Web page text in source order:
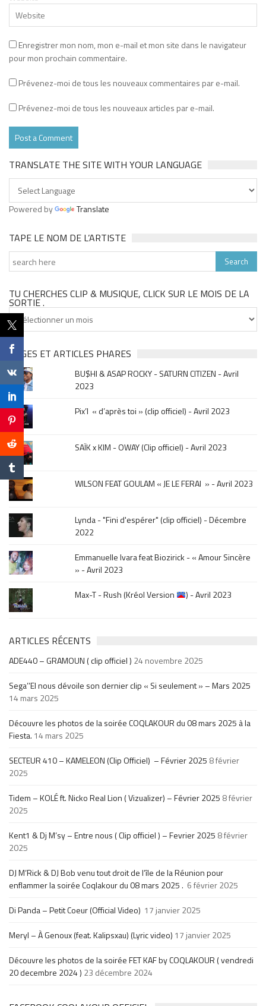
Enregistrer mon nom, mon e-mail et mon site dans le navigateur
pour mon prochain commentaire.
Prévenez-moi de tous les nouveaux commentaires par e-mail.
Prévenez-moi de tous les nouveaux articles par e-mail.
TRANSLATE THE SITE WITH YOUR LANGUAGE
Powered by Translate
TAPE LE NOM DE L’ARTISTE
TU CHERCHES CLIP & MUSIQUE, CLICK SUR LE MOIS DE LA
SORTIE .
Tu
cherches
clip
&
musique,
click
sur
le
mois
de
la
sortie
.
PAGES ET ARTICLES PHARES
BU$HI & ASAP ROCKY - SATURN CITIZEN - Avril
2023
Pix’l « d’après toi » (clip officiel) - Avril 2023
SAÏK x KIM - OWAY (Clip officiel) - Avril 2023
WILSON FEAT GOULAM « JE LE FERAI » - Avril 2023
Lynda - "Fini d'espérer" (clip officiel) - Décembre
2022
Emmanuelle Ivara feat Biozirick - « Amour Sincère
» - Avril 2023
Max-T - Rush (Kréol Version
) - Avril 2023
ARTICLES RÉCENTS
ADE440 – GRAMOUN ( clip officiel ) 24 novembre 2025
Sega’’El nous dévoile son dernier clip « Si seulement » – Mars 2025
14 mars 2025
Découvre les photos de la soirée COQLAKOUR du 08 mars 2025 à la
Fiesta. 14 mars 2025
SECTEUR 410 – KAMELEON (Clip Officiel) – Février 2025 8 février
2025
Tidem – KOLÉ ft. Nicko Real Lion ( Vizualizer) – Février 2025 8 février
2025
Kent1 & Dj M’sy – Entre nous ( Clip officiel ) – Fevrier 2025 8 février
2025
DJ M’Rick & DJ Bob venu tout droit de l’île de la Réunion pour
enflammer la soirée Coqlakour du 08 mars 2025 . 6 février 2025
Di Panda – Petit Coeur (Official Video) 17 janvier 2025
Meryl – À Genoux (feat. Kalipsxau) (Lyric video) 17 janvier 2025
Découvre les photos de la soirée FET KAF by COQLAKOUR ( vendredi
20 decembre 2024 ) 23 décembre 2024